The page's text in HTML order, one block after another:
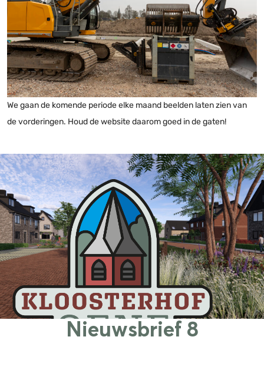
We gaan de komende periode elke maand beelden laten zien van
de vorderingen. Houd de website daarom goed in de gaten!
Nieuwsbrief 8